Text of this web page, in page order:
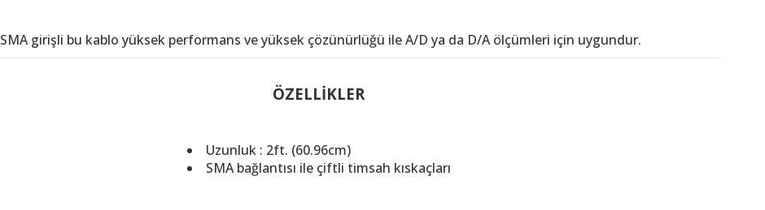
SMA girişli bu kablo yüksek performans ve yüksek çözünürlüğü ile A/D ya da D/A ölçümleri için uygundur.
ÖZELLİKLER
Uzunluk : 2ft. (60.96cm)
SMA bağlantısı ile çiftli timsah kıskaçları